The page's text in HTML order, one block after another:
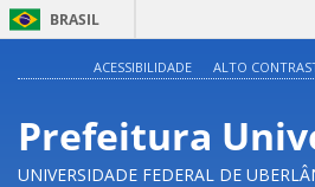
BRASIL
ACESSIBILIDADE ALTO
Prefeitura
UNIVERSIDADE FEDERAL DE